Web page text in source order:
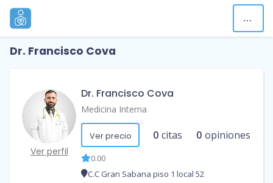
Dr. Francisco Cova
Ver perfil
Dr. Francisco Cova
Medicina Interna
Ver precio 0 citas 0 opiniones
0.00
C.C Gran Sabana piso 1 local 52